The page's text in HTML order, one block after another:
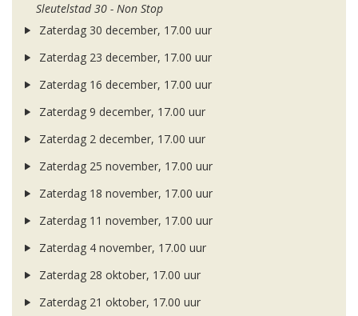
Sleutelstad 30 - Non Stop
Zaterdag 30 december, 17.00 uur
Zaterdag 23 december, 17.00 uur
Zaterdag 16 december, 17.00 uur
Zaterdag 9 december, 17.00 uur
Zaterdag 2 december, 17.00 uur
Zaterdag 25 november, 17.00 uur
Zaterdag 18 november, 17.00 uur
Zaterdag 11 november, 17.00 uur
Zaterdag 4 november, 17.00 uur
Zaterdag 28 oktober, 17.00 uur
Zaterdag 21 oktober, 17.00 uur